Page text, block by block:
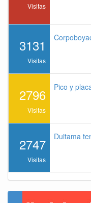
Visitas
3131
Visitas
2796
Visitas
Pico y
2747
Visitas
Duitama